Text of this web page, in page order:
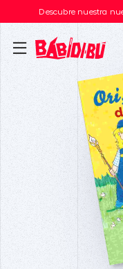
Descubre nuestra